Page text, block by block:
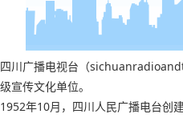
四川广播电视台（
级宣传文化单位。
1952年10月，四川人民广播电台创